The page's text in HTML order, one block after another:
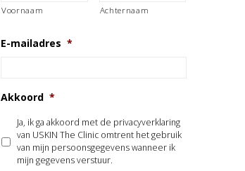
Voornaam Achternaam
E-mailadres *
Akkoord *
Ja, ik ga akkoord met de privacyverklaring
van USKIN The Clinic omtrent het gebruik
van mijn persoonsgegevens wanneer ik
mijn gegevens verstuur.